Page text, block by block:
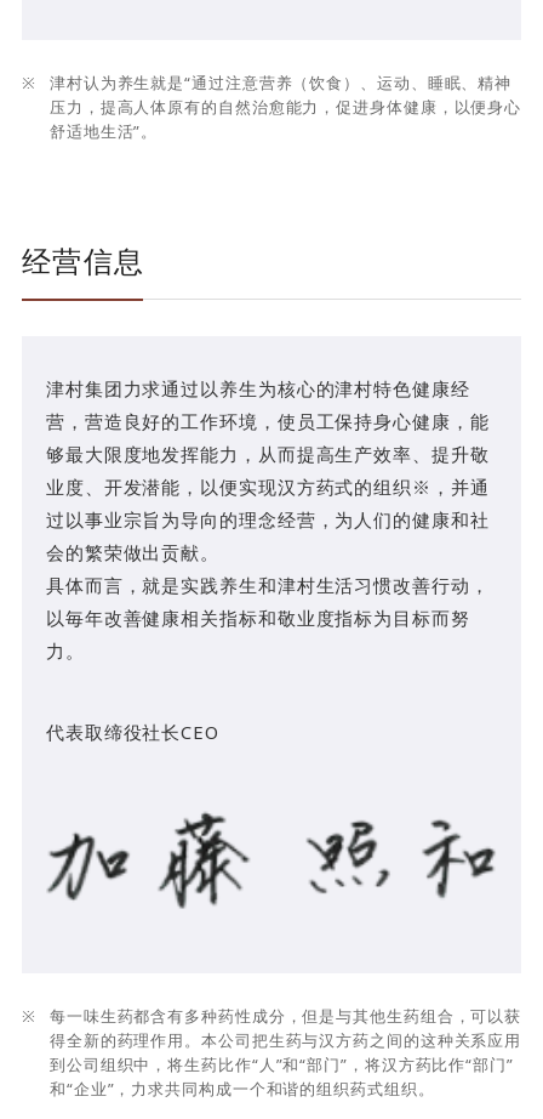
津村认为养生就是“通过注意营养（饮食）、运动、睡眠、精神
压力，提高人体原有的自然治愈能力，促进身体健康，以便身心
舒适地生活”。
经营信息
津村集团力求通过以养生为核心的津村特色健康经
营，营造良好的工作环境，使员工保持身心健康，能
够最大限度地发挥能力，从而提高生产效率、提升敬
业度、开发潜能，以便实现汉方药式的组织※，并通
过以事业宗旨为导向的理念经营，为人们的健康和社
会的繁荣做出贡献。
具体而言，就是实践养生和津村生活习惯改善行动，
以毎年改善健康相关指标和敬业度指标为目标而努
力。
代表取缔役社长CEO
每一味生药都含有多种药性成分，但是与其他生药组合，可以获
得全新的药理作用。本公司把生药与汉方药之间的这种关系应用
到公司组织中，将生药比作“人”和“部门”，将汉方药比作“部门”
和“企业”，力求共同构成一个和谐的组织药式组织。